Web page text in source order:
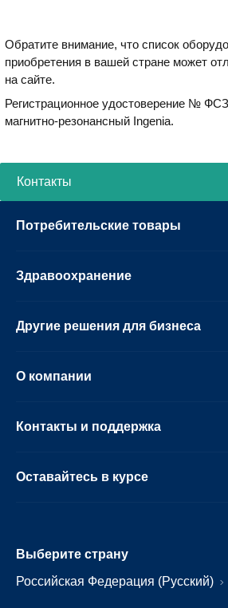
эффективным.
технологии
широкие
необходимости в
Обратите внимание, что список
приобретения в вашей стране может
на сайте.
Регистрационное удостоверение №
магнитно-резонансный Ingenia.
Контакты
Потребительские товары
Здравоохранение
Другие решения для бизнеса
О компании
Контакты и поддержка
Оставайтесь в курсе
Выберите страну
Российская Федерация (Русский)